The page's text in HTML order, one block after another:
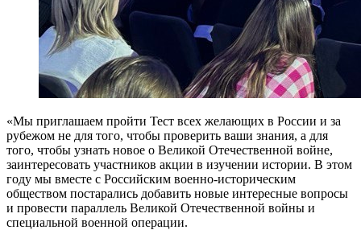
«Мы приглашаем пройти Тест всех желающих в России и за
рубежом не для того, чтобы проверить ваши знания, а для
того, чтобы узнать новое о Великой Отечественной войне,
заинтересовать участников акции в изучении истории. В этом
году мы вместе с Российским военно-историческим
обществом постарались добавить новые интересные вопросы
и провести параллель Великой Отечественной войны и
специальной военной операции.